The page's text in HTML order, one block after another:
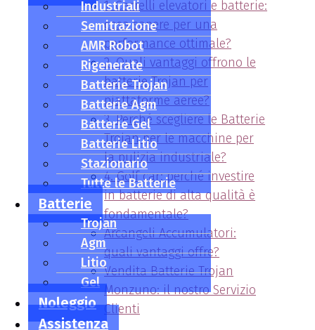
Industriali
Semitrazione
AMR Robot
Rigenerate
Batterie Trojan
Batterie Agm
Batterie Gel
Batterie Litio
Stazionario
Tutte le Batterie
Batterie
Trojan
Agm
Litio
Gel
Noleggio
Assistenza
1. Carrelli elevatori e batterie:
cosa sapere per una
performance ottimale?
2. Quali vantaggi offrono le
batterie Trojan per
piattaforme aeree?
3. Perché scegliere le Batterie
Trojan per le macchine per
la pulizia industriale?
4. Golf car: perché investire
in batterie di alta qualità è
fondamentale?
Arcangeli Accumulatori:
quali vantaggi offre?
Vendita Batterie Trojan
Monzuno: il nostro Servizio
Clienti